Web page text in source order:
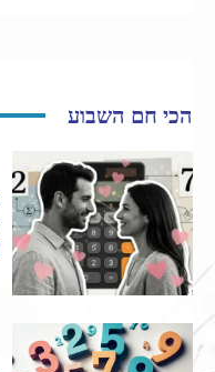
הכי חם השבוע